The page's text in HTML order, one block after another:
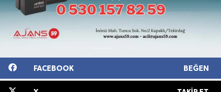
FACEBOOK BEĞEN